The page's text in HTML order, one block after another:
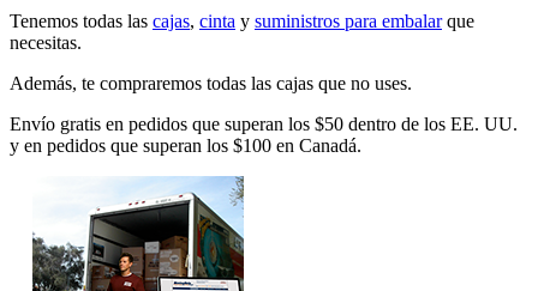
Tenemos todas las cajas, cinta y suministros para embalarque
necesitas.
Además, te compraremos todas las cajas que no uses.
Envío gratis en pedidos que superan los $50 dentro de los EE. UU.
y en pedidos que superan los $100 en Canadá.